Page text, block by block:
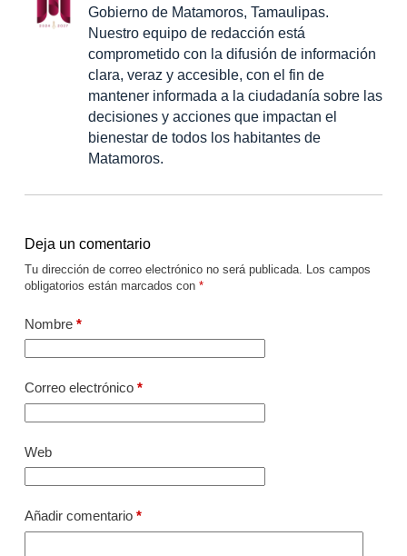
Gobierno de Matamoros, Tamaulipas.
Nuestro equipo de redacción está
comprometido con la difusión de información
clara, veraz y accesible, con el fin de
mantener informada a la ciudadanía sobre las
decisiones y acciones que impactan el
bienestar de todos los habitantes de
Matamoros.
Deja un comentario
Tu dirección de correo electrónico no será publicada.
Los campos
obligatorios están marcados con *
Nombre*
Correo electrónico*
Web
Añadir comentario*